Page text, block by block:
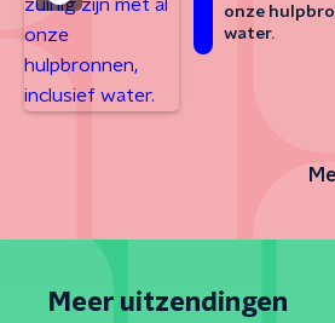
onze
water.
Meer uitzendingen